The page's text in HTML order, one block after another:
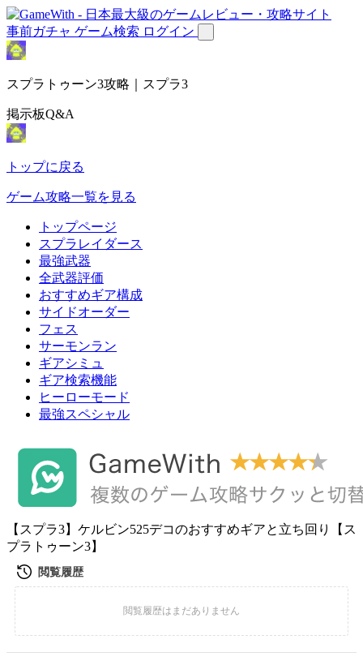
事前ガチャ ゲーム検索 ログイン
スプラトゥーン3攻略｜スプラ3
掲示板Q&A
トップに戻る
ゲーム攻略一覧を見る
トップページ
スプラレイダース
最強武器
全武器評価
おすすめギア構成
サイドオーダー
フェス
サーモンラン
ギアシミュ
ギア検索機能
ヒーローモード
最強スペシャル
【スプラ3】ケルビン525デコのおすすめギアと立ち回り【ス
プラトゥーン3】